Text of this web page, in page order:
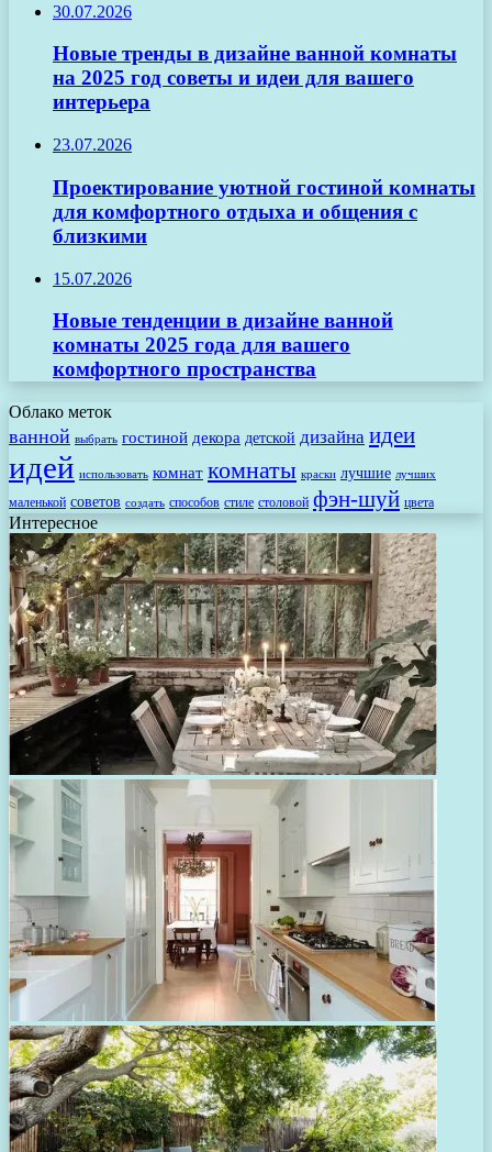
30.07.2026
Новые тренды в дизайне ванной комнаты
на 2025 год советы и идеи для вашего
интерьера
23.07.2026
Проектирование уютной гостиной комнаты
для комфортного отдыха и общения с
близкими
15.07.2026
Новые тенденции в дизайне ванной
комнаты 2025 года для вашего
комфортного пространства
Облако меток
ванной выбрать гостиной декора детской дизайна идеи
идей использовать комнат комнаты краски лучшие лучших
маленькой советов создать способов стиле столовой фэн-шуй цвета
Интересное